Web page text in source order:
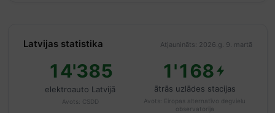
Latvijas statistika Atjaunināts: 2026.g. 9. martā
14'385
elektroauto Latvijā
Avots: CSDD
1'168
ātrās uzlādes stacijas
Avots: Eiropas alternatīvo degvielu
observatorija